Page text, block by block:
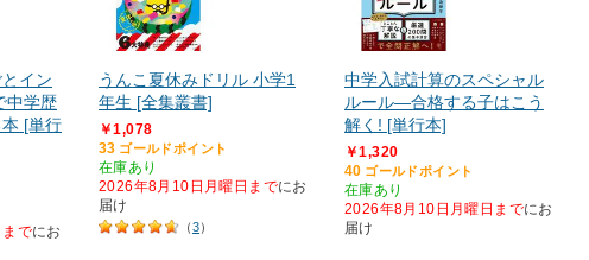
イン
中学歴
[単行
でにお
うんこ夏休みドリル 小学1
年生 [全集叢書]
￥1,078
33 ゴールドポイント
在庫あり
2026年8月10日月曜日までにお
届け
（3）
中学入試計算のスペシャル
ルール―合格する子はこう
解く! [単行本]
￥1,320
40 ゴールドポイント
在庫あり
2026年8月10日月曜日までにお
届け